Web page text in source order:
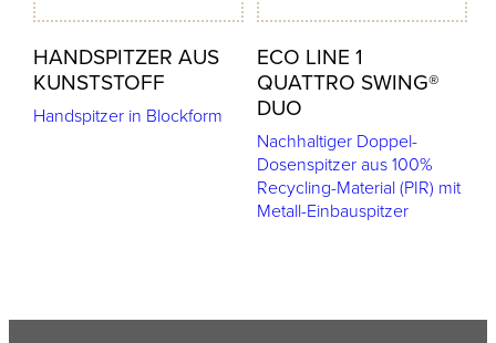
HANDSPITZER AUS
KUNSTSTOFF
Handspitzer in Blockform
ECO LINE 1
QUATTRO SWING®
DUO
Nachhaltiger Doppel-
Dosenspitzer aus 100%
Recycling-Material (PIR) mit
Metall-Einbauspitzer